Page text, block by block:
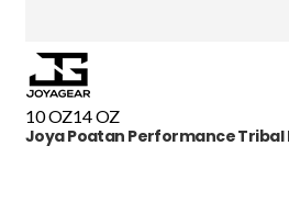
10 OZ14 OZ
Joya Poatan Performance